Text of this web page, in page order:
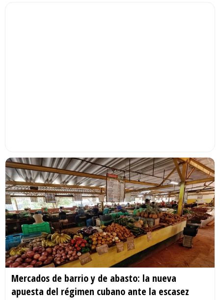
Mercados de barrio y de abasto: la nueva
apuesta del régimen cubano ante la escasez